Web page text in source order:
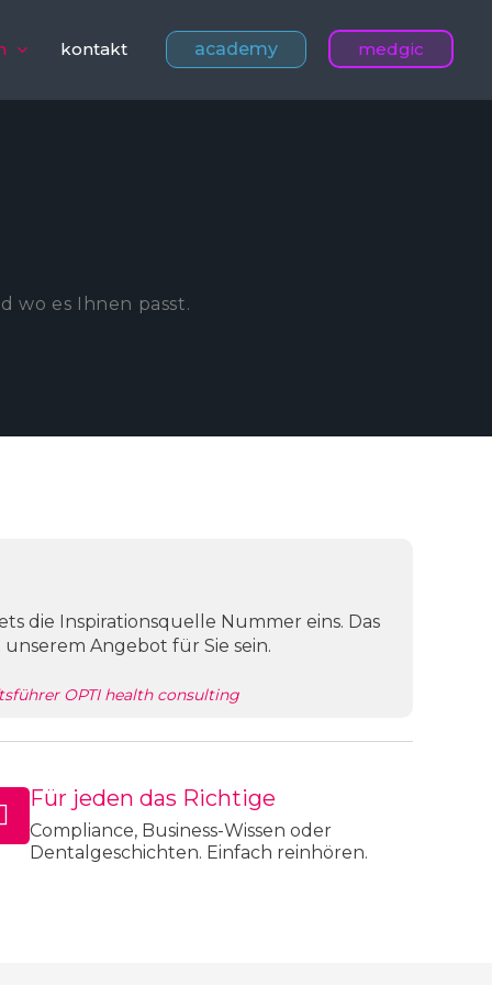
kontakt academy medgic
wo es Ihnen passt.
die Inspirationsquelle Nummer eins. Das
Angebot für Sie sein.
OPTI health consulting
Für jeden das Richtige
Compliance, Business-Wissen oder
Dentalgeschichten. Einfach reinhören.